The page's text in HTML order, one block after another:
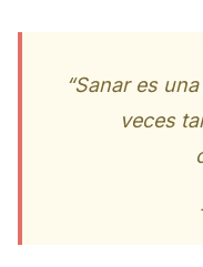
“Sanar es
veces